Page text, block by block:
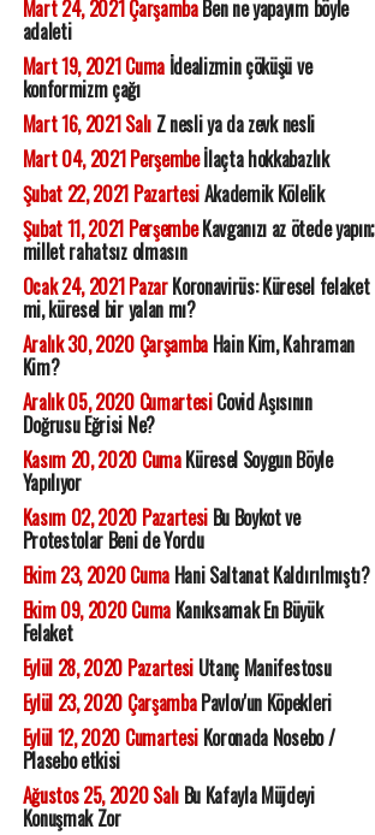
Mart 24, 2021 ÇarşambaBen ne yapayım böyle
adaleti
Mart 19, 2021 Cumaİdealizmin çöküşü ve
konformizm çağı
Mart 16, 2021 SalıZ nesli ya da zevk nesli
Mart 04, 2021 Perşembeİlaçta hokkabazlık
Şubat 22, 2021 PazartesiAkademik Kölelik
Şubat 11, 2021 PerşembeKavganızı az ötede yapın;
millet rahatsız olmasın
Ocak 24, 2021 PazarKoronavirüs: Küresel felaket
mi, küresel bir yalan mı?
Aralık 30, 2020 ÇarşambaHain Kim, Kahraman
Kim?
Aralık 05, 2020 CumartesiCovid Aşısının
Doğrusu Eğrisi Ne?
Kasım 20, 2020 CumaKüresel Soygun Böyle
Yapılıyor
Kasım 02, 2020 PazartesiBu Boykot ve
Protestolar Beni de Yordu
Ekim 23, 2020 CumaHani Saltanat Kaldırılmıştı?
Ekim 09, 2020 CumaKanıksamak En Büyük
Felaket
Eylül 28, 2020 PazartesiUtanç Manifestosu
Eylül 23, 2020 ÇarşambaPavlov'un Köpekleri
Eylül 12, 2020 CumartesiKoronada Nosebo /
Plasebo etkisi
Ağustos 25, 2020 SalıBu Kafayla Müjdeyi
Konuşmak Zor